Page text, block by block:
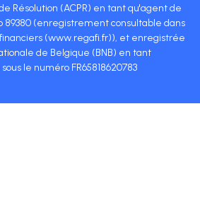
Résolution (ACPR) en tant qu'agent de
89380 (enregistrement consultable dans
(www.regafi.fr)), et enregistrée
de Belgique (BNB) en tant
le numéro FR65818620783